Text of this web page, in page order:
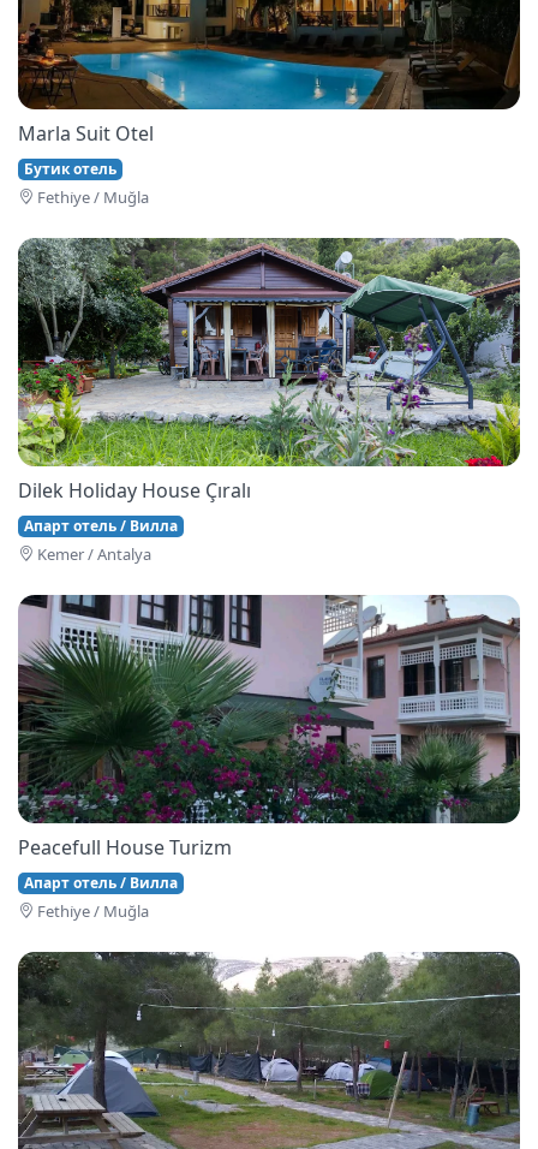
Marla Suit Otel
Бутик отель
Fethi̇ye / Muğla
Dilek Holiday House Çıralı
Апарт отель / Вилла
Kemer / Antalya
Peacefull House Turizm
Апарт отель / Вилла
Fethi̇ye / Muğla